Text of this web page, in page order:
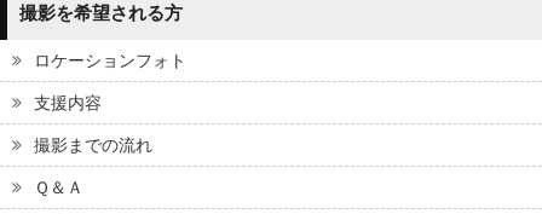
撮影を希望される方
ロケーションフォト
支援内容
撮影までの流れ
Ｑ＆Ａ